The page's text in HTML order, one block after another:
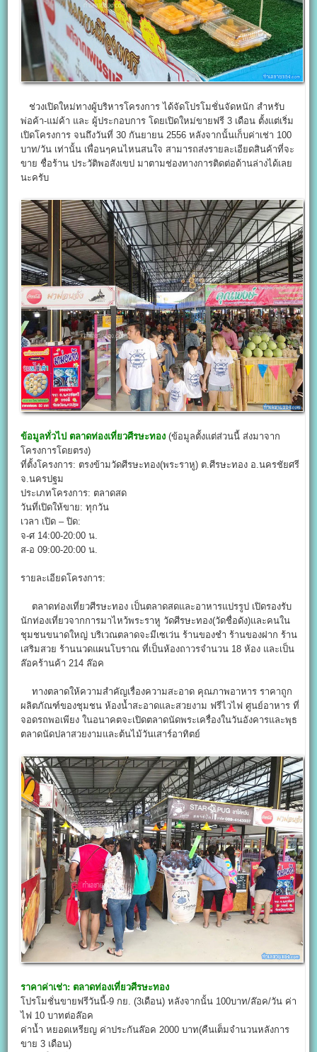
ช่วงเปิดใหม่ทางผู้บริหารโครงการ ได้จัดโปรโมชั่นจัดหนัก สำหรับ
พ่อค้า-แม่ค้า และ ผู้ประกอบการ โดยเปิดใหม่ขายฟรี 3 เดือน ตั้งแต่เริ่ม
เปิดโครงการ จนถึงวันที่ 30 กันยายน 2556 หลังจากนั้นเก็บค่าเช่า 100
บาท/วัน เท่านั้น เพื่อนๆคนไหนสนใจ สามารถส่งรายละเอียดสินค้าที่จะ
ขาย ชื่อร้าน ประวัติพอสังเขป มาตามช่องทางการติดต่อด้านล่างได้เลย
นะครับ
ข้อมูลทั่วไป ตลาดท่องเที่ยวศีรษะทอง (ข้อมูลตั้งแต่ส่วนนี้ ส่งมาจาก
โครงการโดยตรง)
ที่ตั้งโครงการ: ตรงข้ามวัดศีรษะทอง(พระราหู) ต.ศีรษะทอง อ.นครชัยศรี
จ.นครปฐม
ประเภทโครงการ: ตลาดสด
วันที่เปิดให้ขาย: ทุกวัน
เวลา เปิด – ปิด:
จ-ศ 14:00-20:00 น.
ส-อ 09:00-20:00 น.
รายละเอียดโครงการ:
ตลาดท่องเที่ยวศีรษะทอง เป็นตลาดสดและอาหารแปรรูป เปิดรองรับ
นักท่องเที่ยวจากการมาไหว้พระราหู วัดศีรษะทอง(วัดชื่อดัง)และคนใน
ชุมชนขนาดใหญ่ บริเวณตลาดจะมีเซเว่น ร้านของชำ ร้านของฝาก ร้าน
เสริมสวย ร้านนวดแผนโบราณ ที่เป็นห้องถาวรจำนวน 18 ห้อง และเป็น
ล๊อคร้านค้า 214 ล๊อค
ทางตลาดให้ความสำคัญเรื่องความสะอาด คุณภาพอาหาร ราคาถูก
ผลิตภัณฑ์ของชุมชน ห้องน้ำสะอาดและสวยงาม ฟรีไวไฟ ศูนย์อาหาร ที่
จอดรถพอเพียง ในอนาคตจะเปิดตลาดนัดพระเครื่องในวันอังคารและพุธ
ตลาดนัดปลาสวยงามและต้นไม้วันเสาร์อาทิตย์
ราคาค่าเช่า: ตลาดท่องเที่ยวศีรษะทอง
โปรโมชั่นขายฟรีวันนี้-9 กย. (3เดือน) หลังจากนั้น 100บาท/ล๊อค/วัน ค่า
ไฟ 10 บาทต่อล๊อค
ค่าน้ำ หยอดเหรียญ ค่าประกันล๊อค 2000 บาท(คืนเต็มจำนวนหลังการ
ขาย 3 เดือน)